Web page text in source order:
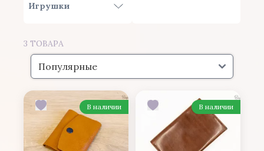
Игрушки
3 ТОВАРА
В наличии В наличии